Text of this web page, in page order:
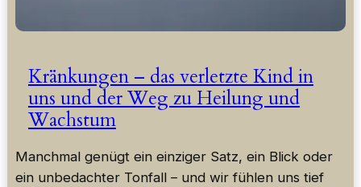
Kränkungen – das verletzte Kind in
uns und der Weg zu Heilung und
Wachstum
Manchmal genügt ein einziger Satz, ein Blick oder
ein unbedachter Tonfall – und wir fühlen uns tief